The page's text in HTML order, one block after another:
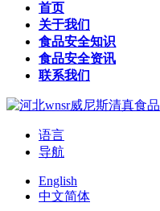
首页
关于我们
食品安全知识
食品安全资讯
联系我们
语言
导航
English
中文简体